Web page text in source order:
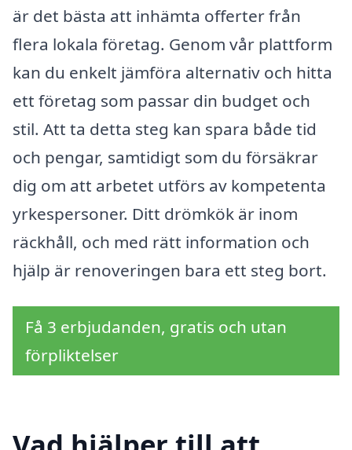
är det bästa att inhämta offerter från
flera lokala företag. Genom vår plattform
kan du enkelt jämföra alternativ och hitta
ett företag som passar din budget och
stil. Att ta detta steg kan spara både tid
och pengar, samtidigt som du försäkrar
dig om att arbetet utförs av kompetenta
yrkespersoner. Ditt drömkök är inom
räckhåll, och med rätt information och
hjälp är renoveringen bara ett steg bort.
Få 3 erbjudanden, gratis och utan
förpliktelser